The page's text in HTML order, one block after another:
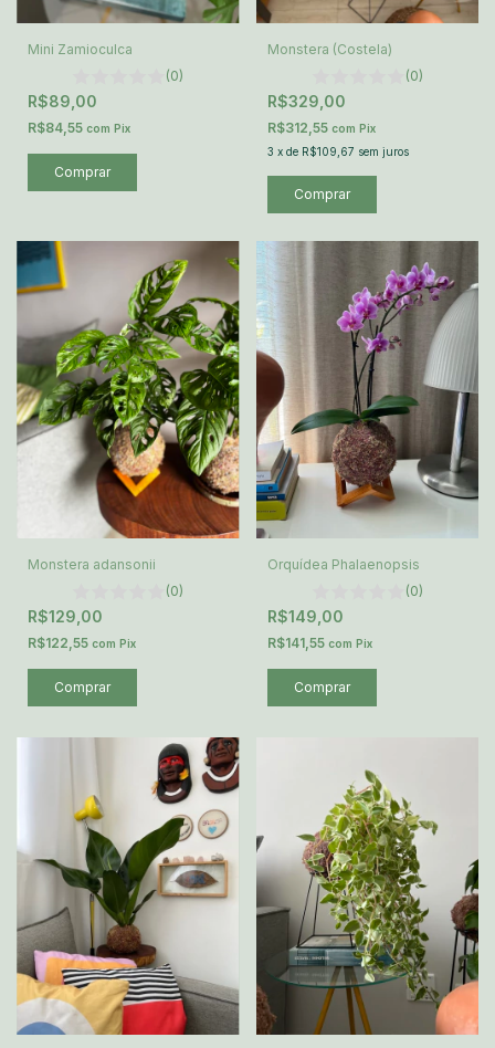
Mini Zamioculca
(0)
R$89,00
R$84,55 com Pix
Monstera (Costela)
(0)
R$329,00
R$312,55 com Pix
3 x de R$109,67 sem juros
Comprar
Monstera adansonii
(0)
R$129,00
R$122,55 com Pix
Orquídea Phalaenopsis
(0)
R$149,00
R$141,55 com Pix
Comprar